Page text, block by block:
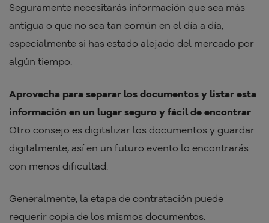
Seguramente necesitarás información que sea más
antigua o que no sea tan común en el día a día,
especialmente si has estado alejado del mercado por
algún tiempo.
Aprovecha para separar los documentos y listar esta
información en un lugar seguro y fácil de encontrar
Otro consejo es digitalizar los documentos y guardar
digitalmente, así en un futuro evento lo encontrarás
con menos dificultad.
Generalmente, la etapa de contratación puede
requerir copia de los mismos documentos.